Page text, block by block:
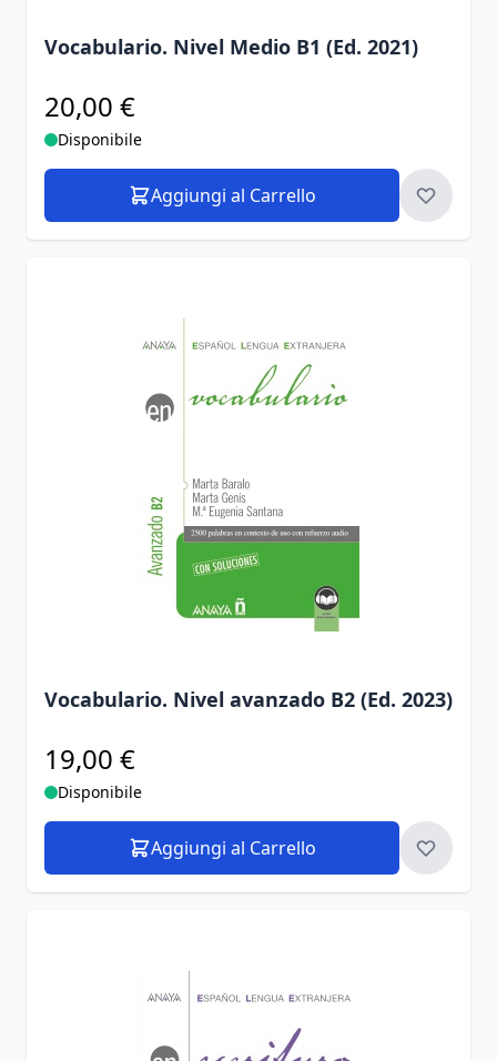
Vocabulario. Nivel Medio B1 (Ed. 2021)
20,00 €
Disponibile
Aggiungi al Carrello
Vocabulario. Nivel avanzado B2 (Ed. 2023)
19,00 €
Disponibile
Aggiungi al Carrello